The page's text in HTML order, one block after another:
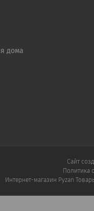
дома
Сайт
Политика
Интернет-магазин Pyzan